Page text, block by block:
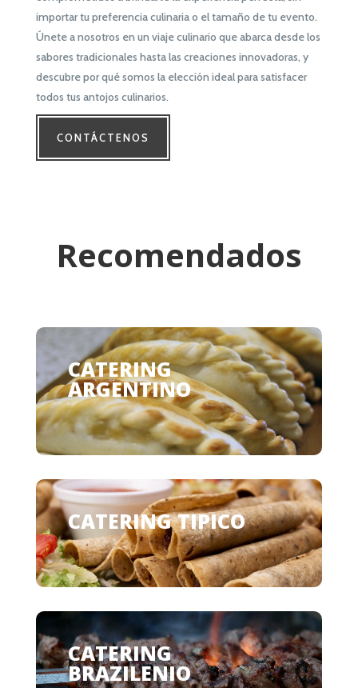
importar tu preferencia culinaria o el tamaño de tu evento.
Únete a nosotros en un viaje culinario que abarca desde los
sabores tradicionales hasta las creaciones innovadoras, y
descubre por qué somos la elección ideal para satisfacer
todos tus antojos culinarios.
CONTÁCTENOS
Recomendados
CATERING
ARGENTINO
CATERING TIPICO
CATERING
BRAZILENIO